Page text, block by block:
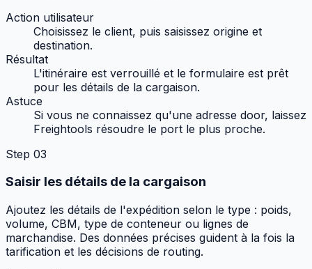
Action utilisateur
Choisissez le client, puis saisissez origine et
destination.
Résultat
L'itinéraire est verrouillé et le formulaire est prêt
pour les détails de la cargaison.
Astuce
Si vous ne connaissez qu'une adresse door, laissez
Freightools résoudre le port le plus proche.
Step 03
Saisir les détails de la cargaison
Ajoutez les détails de l'expédition selon le type : poids,
volume, CBM, type de conteneur ou lignes de
marchandise. Des données précises guident à la fois la
tarification et les décisions de routing.